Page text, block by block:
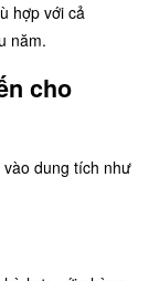
hợp với cả
năm.
cho
dung tích như